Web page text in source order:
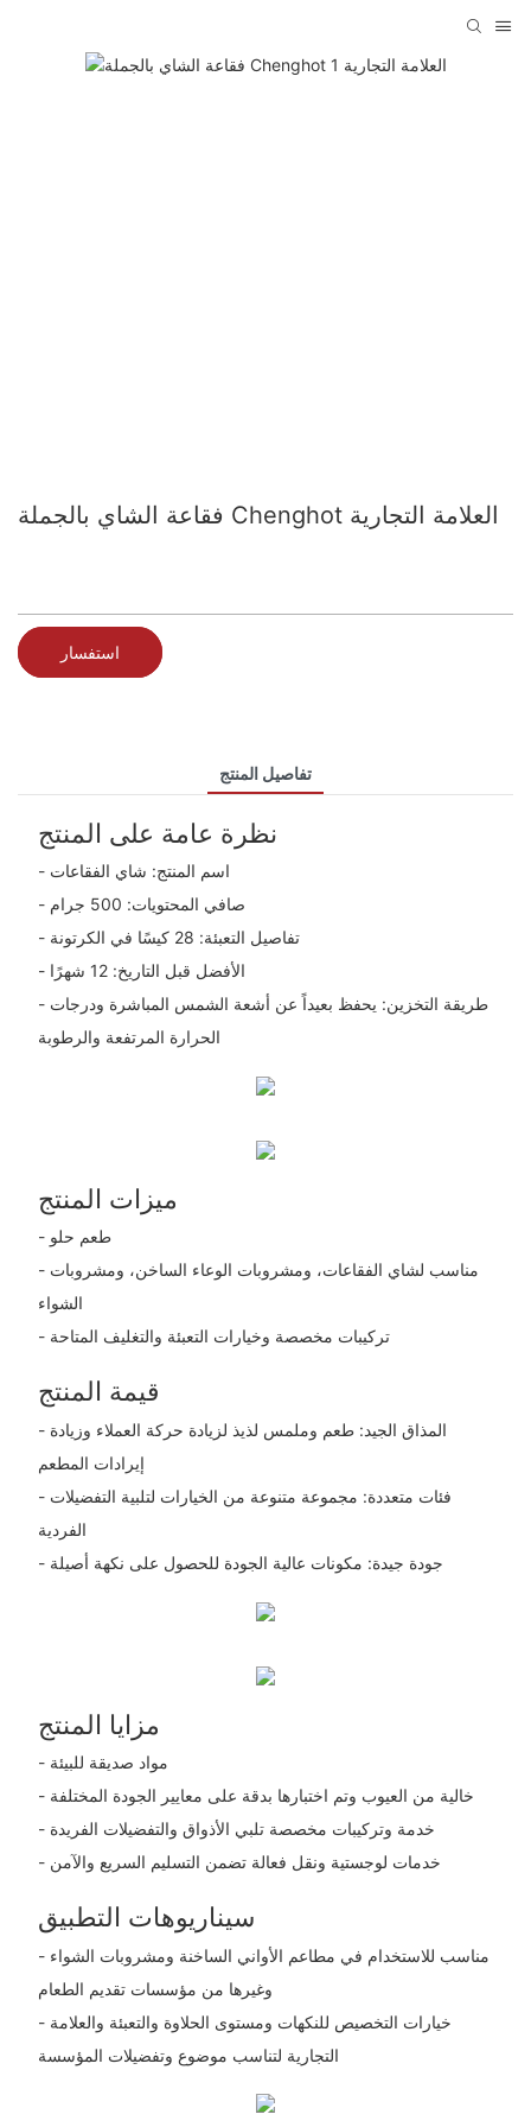
فقاعة الشاي بالجملة Chenghot العلامة التجارية
استفسار
تفاصيل المنتج
نظرة عامة على المنتج
- اسم المنتج: شاي الفقاعات
- صافي المحتويات: 500 جرام
- تفاصيل التعبئة: 28 كيسًا في الكرتونة
- الأفضل قبل التاريخ: 12 شهرًا
- طريقة التخزين: يحفظ بعيداً عن أشعة الشمس المباشرة ودرجات
الحرارة المرتفعة والرطوبة
ميزات المنتج
- طعم حلو
- مناسب لشاي الفقاعات، ومشروبات الوعاء الساخن، ومشروبات
الشواء
- تركيبات مخصصة وخيارات التعبئة والتغليف المتاحة
قيمة المنتج
- المذاق الجيد: طعم وملمس لذيذ لزيادة حركة العملاء وزيادة
إيرادات المطعم
- فئات متعددة: مجموعة متنوعة من الخيارات لتلبية التفضيلات
الفردية
- جودة جيدة: مكونات عالية الجودة للحصول على نكهة أصيلة
مزايا المنتج
- مواد صديقة للبيئة
- خالية من العيوب وتم اختبارها بدقة على معايير الجودة المختلفة
- خدمة وتركيبات مخصصة تلبي الأذواق والتفضيلات الفريدة
- خدمات لوجستية ونقل فعالة تضمن التسليم السريع والآمن
سيناريوهات التطبيق
- مناسب للاستخدام في مطاعم الأواني الساخنة ومشروبات الشواء
وغيرها من مؤسسات تقديم الطعام
- خيارات التخصيص للنكهات ومستوى الحلاوة والتعبئة والعلامة
التجارية لتناسب موضوع وتفضيلات المؤسسة